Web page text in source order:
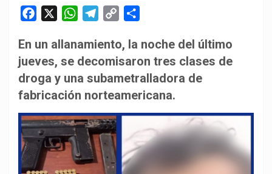
c
e
b
o
k
W
a
t
s
A
p
l
e
g
r
m
p
y
L
i
m
p
a
r
r
En un allanamiento, la noche del último
jueves, se decomisaron tres clases de
droga y una subametralladora de
fabricación norteamericana.